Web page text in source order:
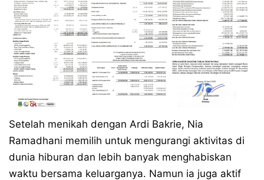
Setelah menikah dengan Ardi Bakrie, Nia
Ramadhani memilih untuk mengurangi aktivitas di
dunia hiburan dan lebih banyak menghabiskan
waktu bersama keluarganya. Namun ia juga aktif